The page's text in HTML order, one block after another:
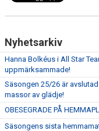
Nyhetsarkiv
Hanna Bolkéus i All Star
uppmärksammade!
Säsongen 25/26 är
massor av glädje!
OBESEGRADE PÅ
Säsongens sista